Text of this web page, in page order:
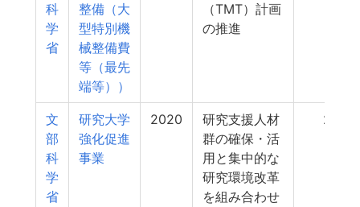
科
学
省
整備（大
型特別機
械整備費
等（最先
端等））
（TMT）計画
の推進
文
部
科
学
省
研究大学
強化促進
事業
2020
研究支援人材
群の確保・活
用と集中的な
研究環境改革
を組み合わせ
233